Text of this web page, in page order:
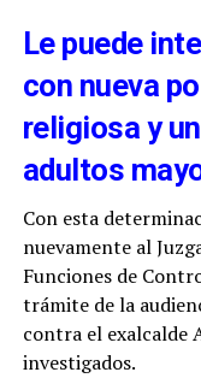
Le puede
con nueva
religiosa y
adultos
Con esta
nuevamente al
Funciones de
trámite de la
contra el exalcalde
investigados.